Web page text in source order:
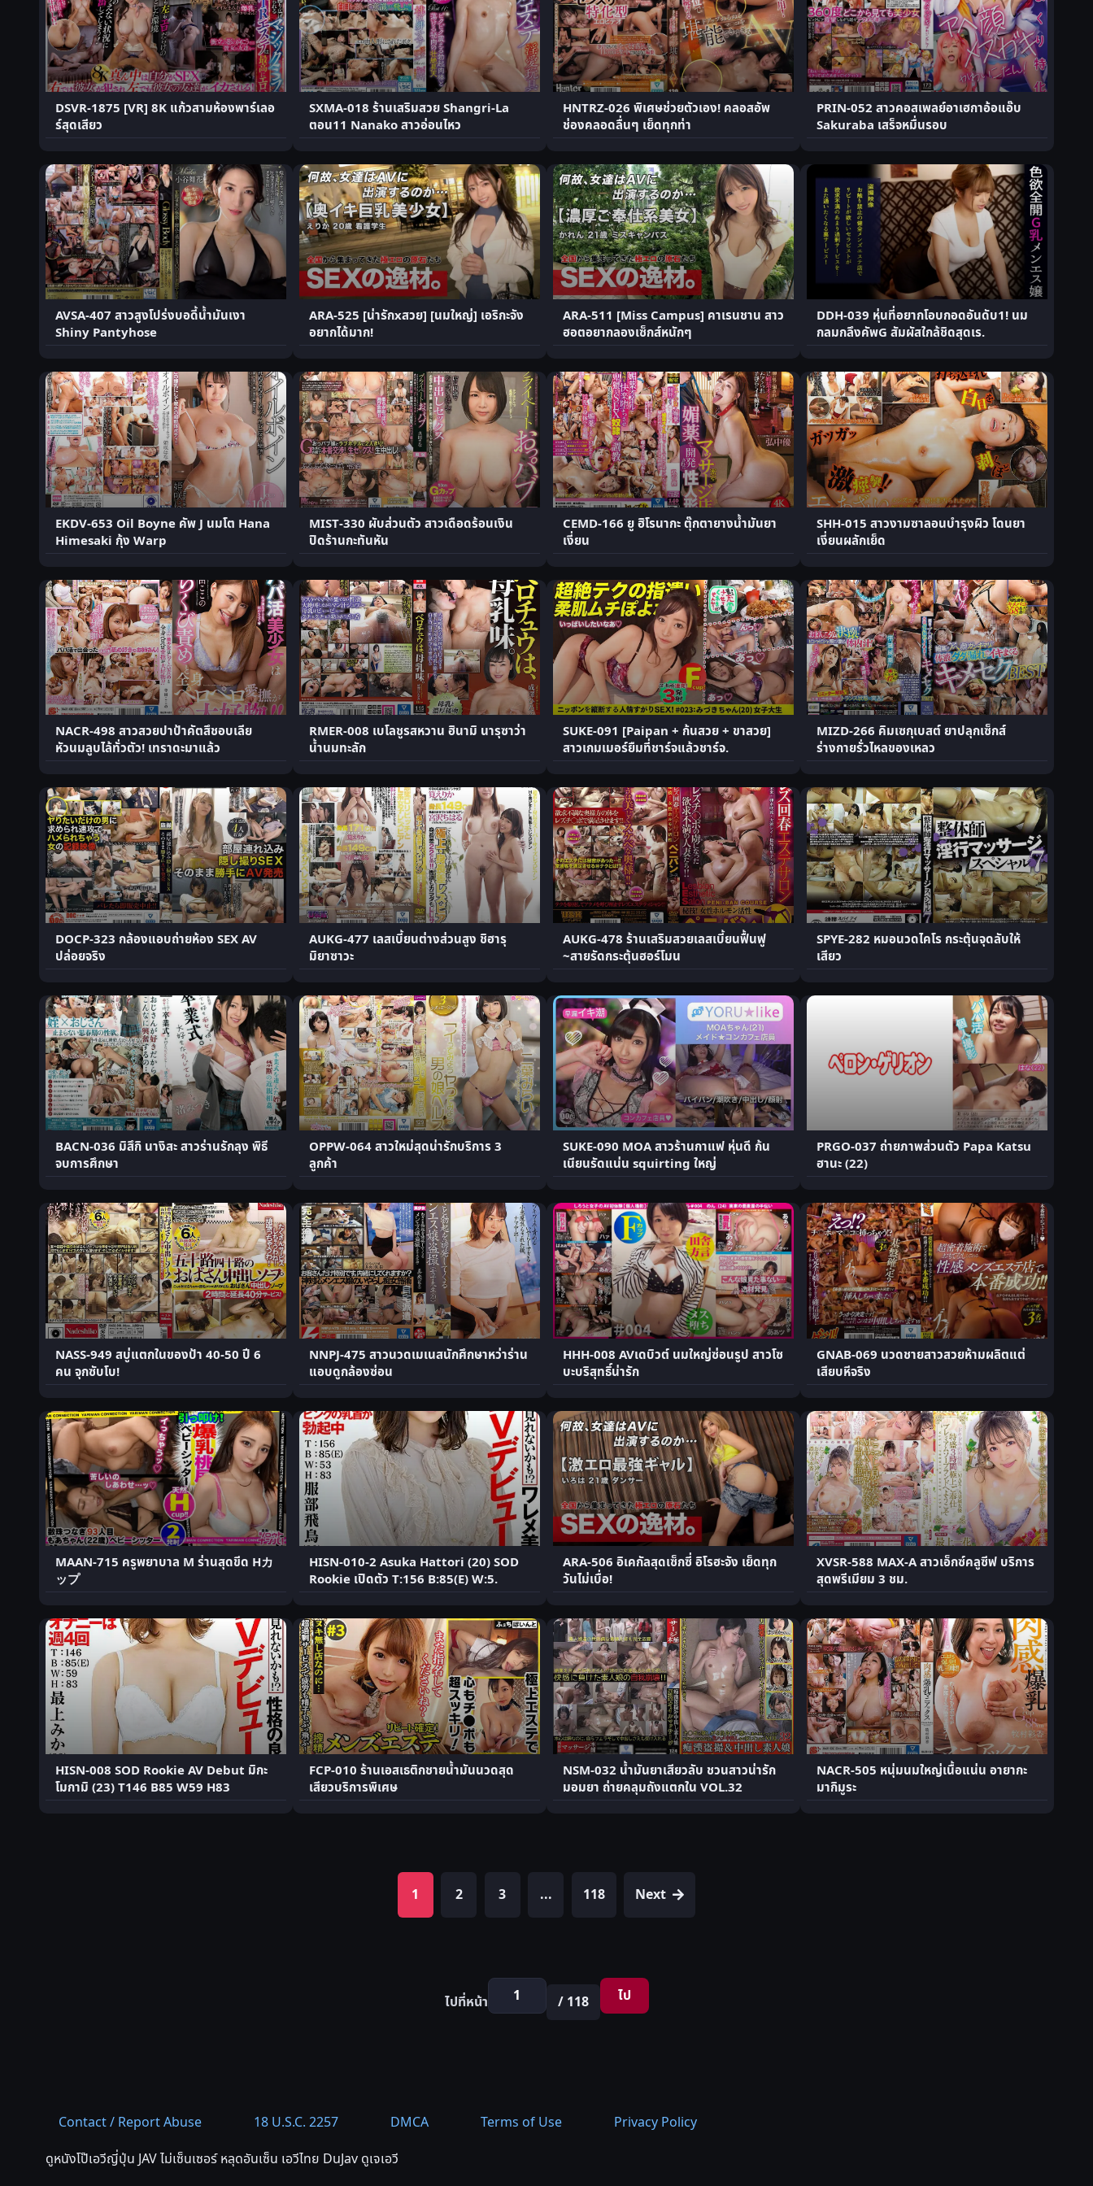
DSVR-1875 [VR] 8K แก้วสามห้องพาร์เลอ
ร์สุดเสียว
SXMA-018 ร้านเสริมสวย Shangri-La
ตอน11 Nanako สาวอ่อนไหว
HNTRZ-026 พิเศษช่วยตัวเอง! คลอสอัพ
ช่องคลอดลื่นๆ เย็ดทุกท่า
PRIN-052 สาวคอสเพลย์อาเฮกาอ้อแอ๊บ
Sakuraba เสร็จหมื่นรอบ
AVSA-407 สาวสูงโปร่งบอดี้น้ำมันเงา
Shiny Pantyhose
ARA-525 [น่ารักxสวย] [นมใหญ่] เอริกะจัง
อยากได้มาก!
ARA-511 [Miss Campus] คาเรนชาน สาว
ฮอตอยากลองเซ็กส์หนักๆ
DDH-039 หุ่นที่อยากโอบกอดอันดับ1! นม
กลมกลึงคัพG สัมผัสใกล้ชิดสุดเร.
EKDV-653 Oil Boyne คัพ J นมโต Hana
Himesaki กุ้ง Warp
MIST-330 ผับส่วนตัว สาวเดือดร้อนเงิน
ปิดร้านกะทันหัน
CEMD-166 ยู ฮิโรนากะ ตุ๊กตายางน้ำมันยา
เงี่ยน
SHH-015 สาวงามซาลอนบำรุงผิว โดนยา
เงี่ยนผลักเย็ด
NACR-498 สาวสวยปาป้าคัตสึชอบเลีย
หัวนมลูบไล้ทั่วตัว! เทราดะมาแล้ว
RMER-008 เบโลชูรสหวาน ฮินามิ นารุซาว่า
น้ำนมทะลัก
SUKE-091 [Paipan + ก้นสวย + ขาสวย]
สาวเกมเมอร์ยืมที่ชาร์จแล้วชาร์จ.
MIZD-266 คิมเซกุเบสต์ ยาปลุกเซ็กส์
ร่างกายรั่วไหลของเหลว
DOCP-323 กล้องแอบถ่ายห้อง SEX AV
ปล่อยจริง
AUKG-477 เลสเบี้ยนต่างส่วนสูง ชิฮารุ
มิยาซาวะ
AUKG-478 ร้านเสริมสวยเลสเบี้ยนฟื้นฟู
~สายรัดกระตุ้นฮอร์โมน
SPYE-282 หมอนวดไคโร กระตุ้นจุดลับให้
เสียว
BACN-036 มิสึกิ นางิสะ สาวร่านรักลุง พิธี
จบการศึกษา
OPPW-064 สาวใหม่สุดน่ารักบริการ 3
ลูกค้า
SUKE-090 MOA สาวร้านกาแฟ หุ่นดี ก้น
เนียนรัดแน่น squirting ใหญ่
PRGO-037 ถ่ายภาพส่วนตัว Papa Katsu
ฮานะ (22)
NASS-949 สบู่แตกในของป้า 40-50 ปี 6
คน จุกซับโบ!
NNPJ-475 สาวนวดเมเนสนักศึกษาหว่าร่าน
แอบดูกล้องซ่อน
HHH-008 AVเดบิวต์ นมใหญ่ซ่อนรูป สาวโซ
บะบริสุทธิ์น่ารัก
GNAB-069 นวดชายสาวสวยห้ามผลิตแต่
เสียบหีจริง
MAAN-715 ครูพยาบาล M ร่านสุดขีด Hカ
ップ
HISN-010-2 Asuka Hattori (20) SOD
Rookie เปิดตัว T:156 B:85(E) W:5.
ARA-506 อิเคกัลสุดเซ็กซี่ อิโรฮะจัง เย็ดทุก
วันไม่เบื่อ!
XVSR-588 MAX-A สาวเอ็กซ์คลูซีฟ บริการ
สุดพรีเมียม 3 ชม.
HISN-008 SOD Rookie AV Debut มิกะ
โมกามิ (23) T146 B85 W59 H83
FCP-010 ร้านเอสเธติกชายน้ำมันนวดสุด
เสียวบริการพิเศษ
NSM-032 น้ำมันยาเสียวลับ ชวนสาวน่ารัก
มอมยา ถ่ายคลุมถังแตกใน VOL.32
NACR-505 หนุ่มนมใหญ่เนื้อแน่น อายากะ
มากิมูระ
1 2 3 ... 118 Next
ไปที่หน้า / 118 ไป
Contact / Report Abuse 18 U.S.C. 2257 DMCA Terms of Use
Privacy Policy
ดูหนังโป๊เอวีญี่ปุ่น JAV ไม่เซ็นเซอร์ หลุดอันเซ็น เอวีไทย DuJav ดูเจเอวี